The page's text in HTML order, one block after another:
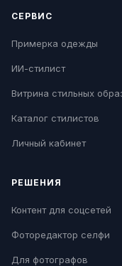
СЕРВИС
Примерка одежды
ИИ-стилист
Витрина стильных
Каталог стилистов
Личный кабинет
РЕШЕНИЯ
Контент для соцсетей
Фоторедактор селфи
Для фотографов